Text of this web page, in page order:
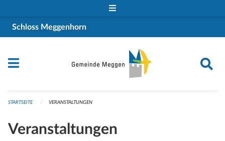
Schloss Meggenhorn
STARTSEITE VERANSTALTUNGEN
Veranstaltungen